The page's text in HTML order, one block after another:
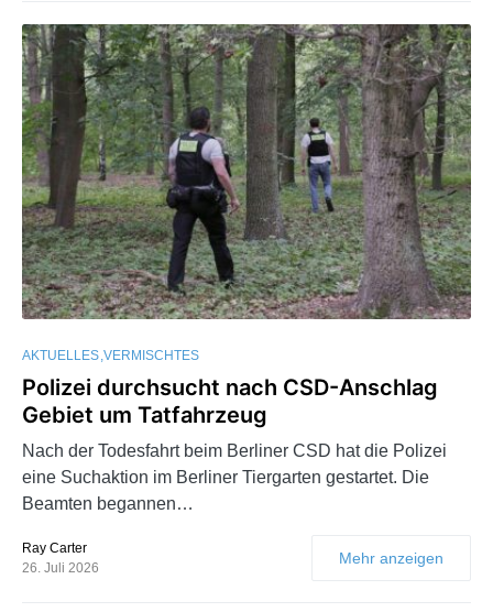
AKTUELLES VERMISCHTES
Polizei durchsucht nach CSD-Anschlag
Gebiet um Tatfahrzeug
Nach der Todesfahrt beim Berliner CSD hat die Polizei
eine Suchaktion im Berliner Tiergarten gestartet. Die
Beamten begannen…
Ray Carter
26. Juli 2026
Mehr anzeigen